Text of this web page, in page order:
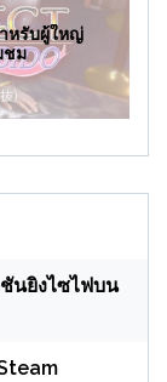
ำหรับผู้ใหญ่
ชม
นยิงไซไฟบน